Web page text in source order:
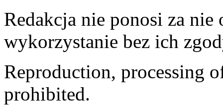
Redakcja nie ponosi za
wykorzystanie bez ich
Reproduction, processing
prohibited.